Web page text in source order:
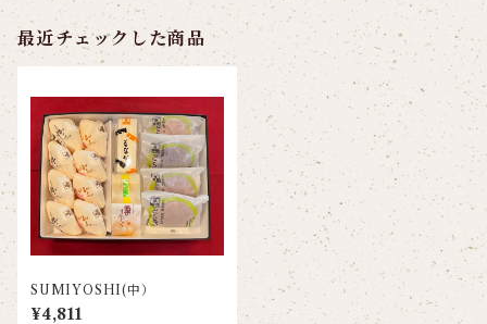
最近チェックした商品
SUMIYOSHI(中）
¥4,811